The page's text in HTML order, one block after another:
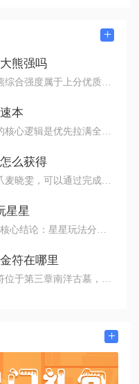
+
熊强吗
本
么获得
骇客也就是干员骇爪麦晓雯，可以通过完成招募任务免费解锁，或是消耗GTI点券直接购买获取。进入干员招募页面开启骇爪的专属任务后，系统会给出三项任务，玩家只需要从中任选两项完成，就能直接永久解锁这名侦察型干员，点券购买的方式更为直接，前往商城的干员分类页面，消耗五百GTI点券即可立刻入手，不用耗费大量时间刷任务，适合追求快速拿到角色的人群。选择任务解锁时，最优组合为累计完成三十场对局，加上在危险行动模式击倒一百五十名敌人，这套搭配整体耗时最少，对局场次有着特殊的结算规则，普通对局
星星
纪念碑谷2星星玩法核心结论：星星玩法分为定点收集、双指绘制星光图案、双人联动聚星三类，全关卡无固定绘制标准答案，把控双指触控节奏、依托建筑机关站位、遵循对称绘制逻辑，即可完成全部星星互动通关，该玩法集中分布在第二章、第三章、第九章、第十四章四大核心关卡。纪念碑谷2星星玩法依托专属星台机关触发，游戏内分为两类星台载体，第一类为中心开孔巨型星台，分布在前中期关卡玄关、学堂场景，操控萝尔或女儿走到星台平台站位后，角色会自动取出帽子吸纳孔洞溢出的星光，无需手动触控，只需调整建筑旋转角
符在哪里
长生劫第五个摸金符位于第三章南洋古墓，完成主线剧情与南阳刘氏的完整对话后即可直接获取。想要顺利拿到这枚摸金符，需要先完成前两张地图全部主线剧情，集齐前四枚摸金符作为基础前置，第一枚为主角吕烽初始自带，第二枚在淇河大墓主线解锁胖子入队时获得，第三枚通过第一章密室开门古印触发郭解剧情掉落，第四枚推进第二章迷宫幻境，与潘雄相遇入队后自动领取，缺少任意一枚都会卡住第三章刘氏的对话触发窗口。推进第二章时要注意，击败烛九阴、走完迷宫区域后跟随小哥指引直行穿过幻境，不要绕行岔路触发额外支线
+